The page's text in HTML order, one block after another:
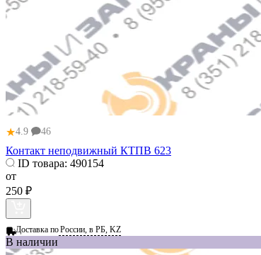
★4.9 46
Контакт неподвижный КТПВ 623
ID товара: 490154
от
250 ₽
Доставка поРоссии, в РБ, KZ
В наличии